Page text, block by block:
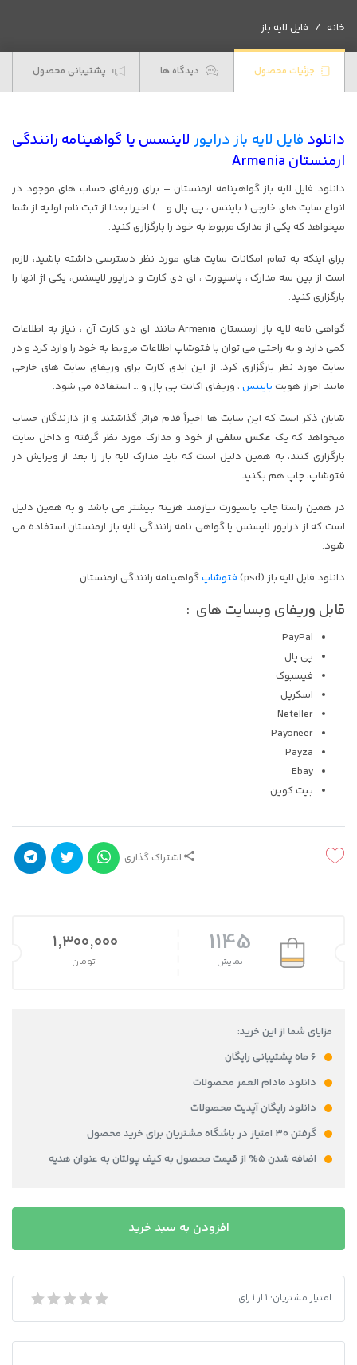
رانندگی
ارمنستان
عدد
خانه فایل لایه باز
جزئیات محصول دیدگاه ها پشتیبانی محصول
دانلود فایل لایه باز درایور لاینسس یا گواهینامه رانندگی
ارمنستان Armenia
دانلود فایل لایه باز گواهینامه ارمنستان – برای وریفای حساب های موجود در
انواع سایت های خارجی ( بایننس ، پی پال و … ) اخیرا بعدا از ثبت نام اولیه از شما
میخواهد که یکی از مدارک مربوط به خود را بارگزاری کنید.
برای اینکه به تمام امکانات سایت های مورد نظر دسترسی داشته باشید، لازم
است از بین سه مدارک ، پاسپورت ، ای دی کارت و درایور لایسنس، یکی اژ انها را
بارگزاری کنید.
گواهی نامه لایه باز ارمنستان Armenia مانند ای دی کارت آن ، نیاز به اطلاعات
کمی دارد و به راحتی می توان با فتوشاپ اطلاعات مروبط به خود را وارد کرد و در
سایت مورد نظر بارگزاری کرد. از این ایدی کارت برای وریفای سایت های خارجی
مانند احراز هویت بایننس ، وریفای اکانت پی پال و … استفاده می شود.
شایان ذکر است که این سایت ها اخیراً قدم فراتر گذاشتند و از دارندگان حساب
میخواهد که یک عکس سلفیاز خود و مدارک مورد نظر گرفته و داخل سایت
بارگزاری کنند، به همین دلیل است که باید مدارک لایه باز را بعد از ویرایش در
فتوشاپ، چاپ هم بکنید.
در همین راستا چاپ پاسپورت نیازمند هزینه بیشتر می باشد و به همین دلیل
است که از درایور لایسنس یا گواهی نامه رانندگی لایه باز ارمنستان استفاده می
شود.
دانلود فایل لایه باز (psd)
فتوشاپ گواهینامه رانندگی ارمنستان
قابل وریفای وبسایت های :
PayPal
پی پال
فیسبوک
اسکریل
Neteller
Payoneer
Payza
Ebay
بیت کوین
اشتراک گذاری
1145
نمایش
1,300,000
تومان
مزایای شما از این خرید:
۶ ماه پشتیبانی رایگان
دانلود مادام العمر محصولات
دانلود رایگان آپدیت محصولات
گرفتن ۳۰ امتیاز در باشگاه مشتریان برای خرید محصول
اضافه شدن ۵% از قیمت محصول به کیف پولتان به عنوان هدیه
باز
گواهینامه
رانندگی
افزودن به سبد خرید
فایل لایه باز گواهینامه رانندگی ارمنستان
امتیاز مشتریان: 1 از1 رای